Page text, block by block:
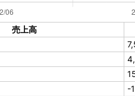
売上高
-